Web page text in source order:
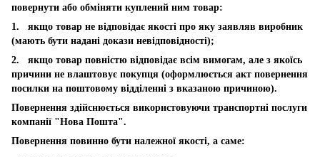
повернути або обміняти куплений ним товар:
1. якщо товар не відповідає якості про яку заявляв виробник
(мають бути надані докази невідповідності);
2. якщо товар повністю відповідає всім вимогам, але з якоїсь
причини не влаштовує покупця (оформлюється акт повернення
посилки на поштовому відділенні з вказаною причиною).
Повернення здійснюється використовуючи транспортні послуги
компанії "Нова Пошта".
Повернення повинно бути належної якості, а саме: